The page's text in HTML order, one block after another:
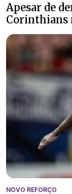
Apesar de
Corinthians
NOVO REFORÇO